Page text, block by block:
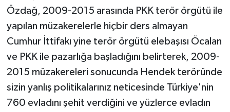
Özdağ, 2009-2015 arasında PKK terör örgütü ile
yapılan müzakerelerle hiçbir ders almayan
Cumhur İttifakı yine terör örgütü elebaşısı Öcalan
ve PKK ile pazarlığa başladığını belirterek, 2009-
2015 müzakereleri sonucunda Hendek teröründe
sizin yanlış politikalarınız neticesinde Türkiye'nin
760 evladını şehit verdiğini ve yüzlerce evladın